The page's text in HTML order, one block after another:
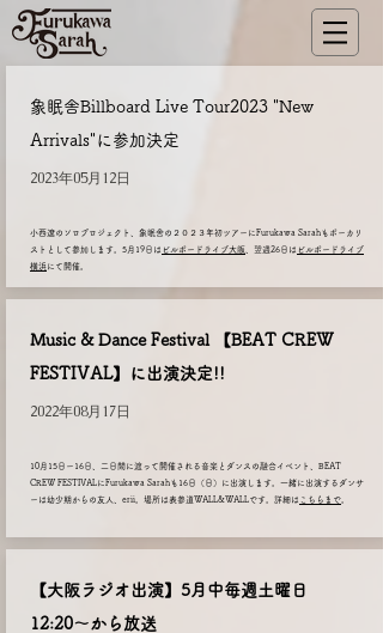
象眠舎Billboard Live Tour2023 "New
Arrivals"に参加決定
2023年05月12日
小西遼のソロプロジェクト、象眠舎の２０２３年初ツアーにFurukawa Sarahもボーカリ
ストとして参加します。5月19日は ビルボードライブ大阪 、翌週26日は ビルボードライブ
横浜にて開催。
Music & Dance Festival 【BEAT CREW
FESTIVAL】に出演決定!!
2022年08月17日
10月15日ー16日、二日間に渡って開催される音楽とダンスの融合イベント、BEAT
CREW FESTIVALにFurukawa Sarahも16日（日）に出演します。一緒に出演するダンサ
ーは幼少期からの友人、erii。場所は表参道WALL&WALLです。詳細は こちらまで
​【大阪ラジオ出演】5月中毎週土曜日
12:20〜から放送